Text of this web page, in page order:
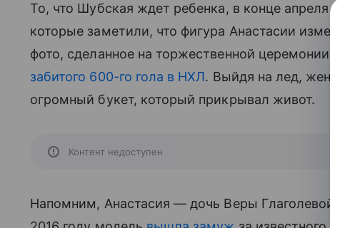
То, что Шубская ждет ребенка, в конце апреля
которые заметили, что фигура Анастасии
фото, сделанное на торжественной церемонии
забитого 600-го гола в НХЛ. Выйдя на лед, жена
огромный букет, который прикрывал живот.
Контент недоступен
Напомним, Анастасия — дочь Веры Глаголевой и